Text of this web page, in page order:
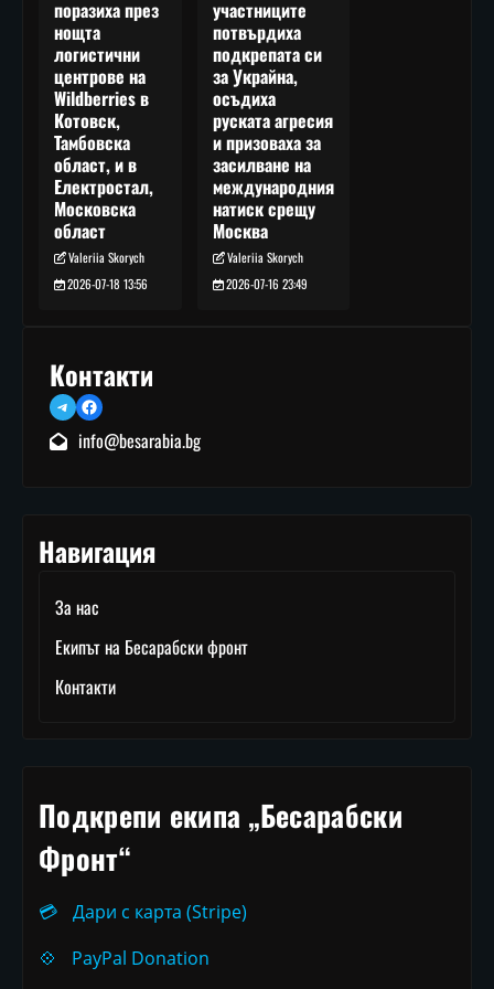
поразиха през
нощта
логистични
центрове на
Wildberries в
Котовск,
Тамбовска
област, и в
Електростал,
Московска
област
Valeriia Skorych
2026-07-18 13:56
участниците
потвърдиха
подкрепата си
за Украйна,
осъдиха
руската агресия
и призоваха за
засилване на
международния
натиск срещу
Москва
Valeriia Skorych
2026-07-16 23:49
Контакти
TelegramFacebook
info@besarabia.bg
Навигация
За нас
Екипът на Бесарабски фронт
Контакти
Подкрепи екипа „Бесарабски
Фронт“
💳
Дари с карта (Stripe)
💠
PayPal Donation